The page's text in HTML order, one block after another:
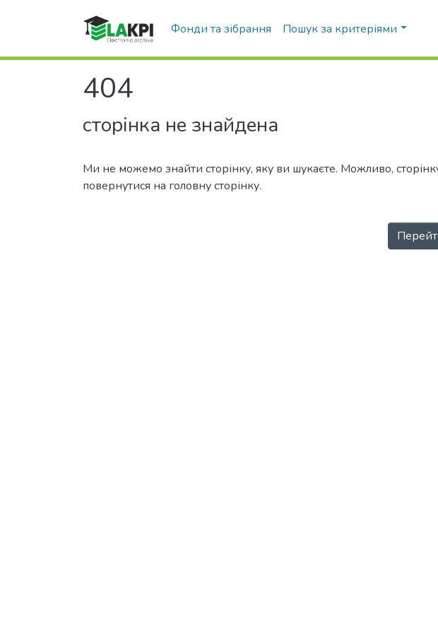
Фонди та зібрання Пошук за критеріями
404
сторінка не знайдена
Ми не можемо знайти сторінку, яку ви шукаєте. Можливо,
повернутися на головну сторінку.